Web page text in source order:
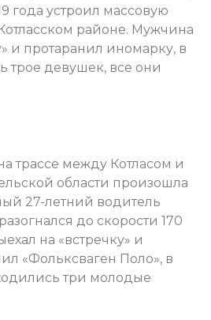
года устроил массовую
районе. Мужчина
и протаранил иномарку, в
трое девушек, все они
трассе между Котласом и
области произошла
27-летний водитель
до скорости 170
на «встречку» и
«Фольксваген Поло», в
три молодые